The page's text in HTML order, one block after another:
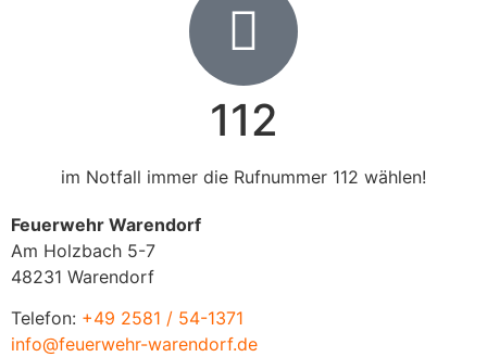
112
im Notfall immer die Rufnummer 112 wählen!
Feuerwehr Warendorf
Am Holzbach 5-7
48231 Warendorf
Telefon: +49 2581 / 54-1371
info@feuerwehr-warendorf.de